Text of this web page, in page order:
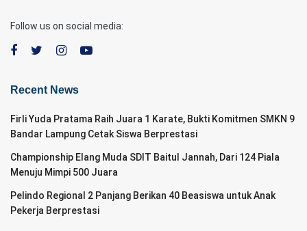
Follow us on social media:
Recent News
Firli Yuda Pratama Raih Juara 1 Karate, Bukti Komitmen SMKN 9
Bandar Lampung Cetak Siswa Berprestasi
Championship Elang Muda SDIT Baitul Jannah, Dari 124 Piala
Menuju Mimpi 500 Juara
Pelindo Regional 2 Panjang Berikan 40 Beasiswa untuk Anak
Pekerja Berprestasi